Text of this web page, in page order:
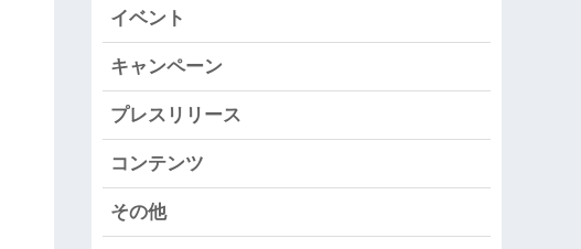
イベント
キャンペーン
プレスリリース
コンテンツ
その他